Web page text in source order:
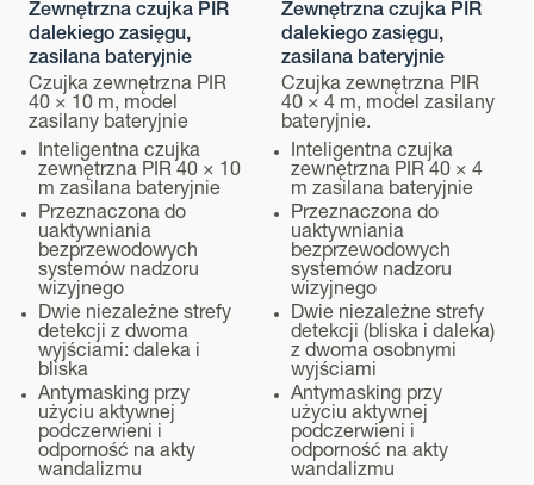
Zewnętrzna czujka PIR
dalekiego zasięgu,
zasilana bateryjnie
Czujka zewnętrzna PIR
40 × 10 m, model
zasilany bateryjnie
Inteligentna czujka
zewnętrzna PIR 40 × 10
m zasilana bateryjnie
Przeznaczona do
uaktywniania
bezprzewodowych
systemów nadzoru
wizyjnego
Dwie niezależne strefy
detekcji z dwoma
wyjściami: daleka i
bliska
Antymasking przy
użyciu aktywnej
podczerwieni i
odporność na akty
wandalizmu
Zewnętrzna czujka PIR
dalekiego zasięgu,
zasilana bateryjnie
Czujka zewnętrzna PIR
40 × 4 m, model zasilany
bateryjnie.
Inteligentna czujka
zewnętrzna PIR 40 × 4
m zasilana bateryjnie
Przeznaczona do
uaktywniania
bezprzewodowych
systemów nadzoru
wizyjnego
Dwie niezależne strefy
detekcji (bliska i daleka)
z dwoma osobnymi
wyjściami
Antymasking przy
użyciu aktywnej
podczerwieni i
odporność na akty
wandalizmu